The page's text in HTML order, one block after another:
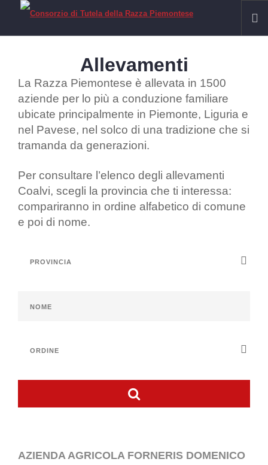
Il Fassone di Razza Piemontese
La Carne
IGP VITELLONI PIEMONTESI DELLA COSCIA
SOSTENIBILITÀ
FILIERA
Allevamenti
Laboratori
Rivendite
PRODOTTI
Bresaola
Allevamenti
La Razza Piemontese è allevata in 1500
aziende per lo più a conduzione familiare
ubicate principalmente in Piemonte, Liguria e
nel Pavese, nel solco di una tradizione che si
tramanda da generazioni.
Per consultare l’elenco degli allevamenti
Coalvi, scegli la provincia che ti interessa:
compariranno in ordine alfabetico di comune
e poi di nome.
AZIENDA AGRICOLA FORNERIS DOMENICO